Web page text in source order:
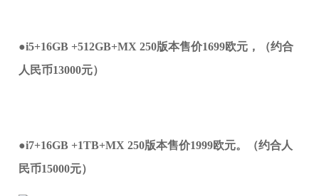
●i5+16GB +512GB+MX 250版本售价1699欧元，（约合
人民币13000元）
●i7+16GB +1TB+MX 250版本售价1999欧元。（约合人
民币15000元）